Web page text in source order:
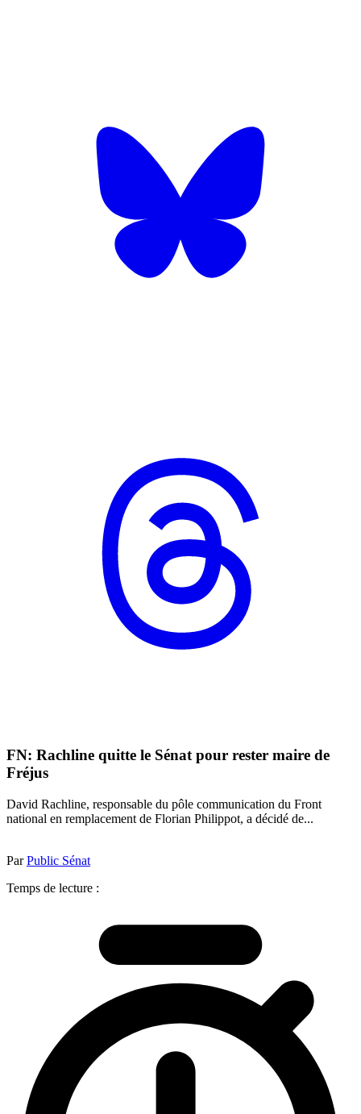
FN: Rachline quitte le Sénat pour rester maire de
Fréjus
David Rachline, responsable du pôle communication du Front
national en remplacement de Florian Philippot, a décidé de...
ParPublic Sénat
Temps de lecture :